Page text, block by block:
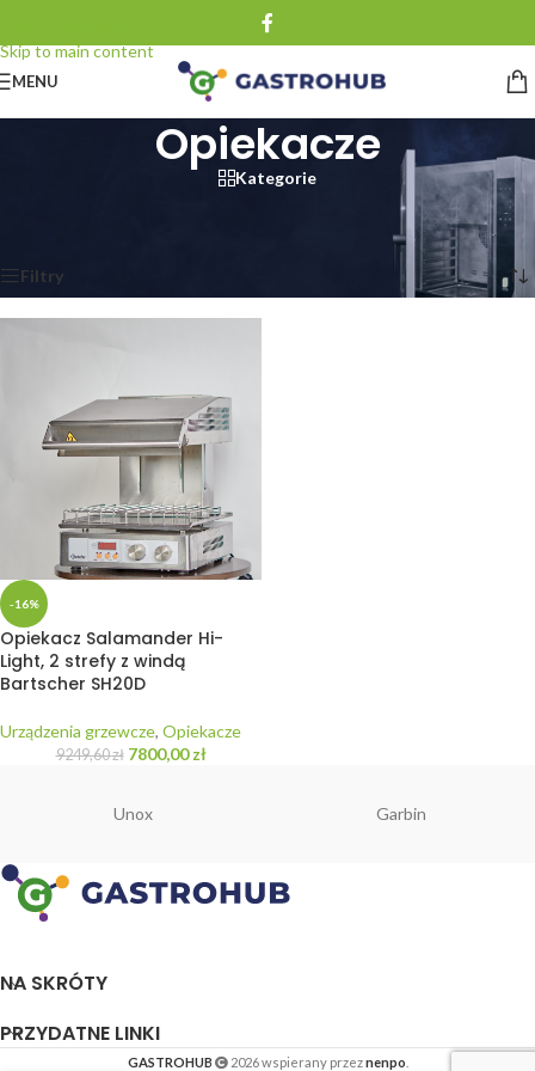
Skip to main content
MENU
Opiekacze
Kategorie
Filtry
-16%
Opiekacz Salamander Hi-
Light, 2 strefy z windą
Bartscher SH20D
Urządzenia grzewcze, Opiekacze
9249,60zł 7800,00zł
Unox Garbin
NA SKRÓTY
PRZYDATNE LINKI
GASTROHUB 2026 wspierany przeznenpo